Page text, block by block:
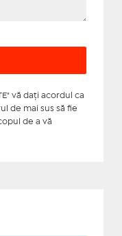
vă daţi acordul ca
de mai sus să fie
de a vă